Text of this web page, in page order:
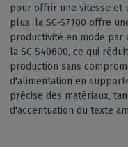
pour offrir une vitesse et
plus, la SC-S7100 offre
productivité en mode par
la SC-S40600, ce qui
production sans
d'alimentation en
précise des matériaux,
d'accentuation du texte